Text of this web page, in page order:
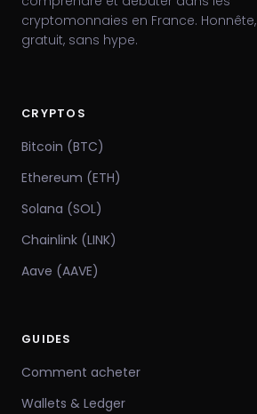
cryptomonnaies en France. Honnête,
gratuit, sans hype.
CRYPTOS
Bitcoin (BTC)
Ethereum (ETH)
Solana (SOL)
Chainlink (LINK)
Aave (AAVE)
GUIDES
Comment acheter
Wallets & Ledger